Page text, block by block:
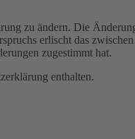
zu ändern. Die
erlischt das
zugestimmt hat.
enthalten.